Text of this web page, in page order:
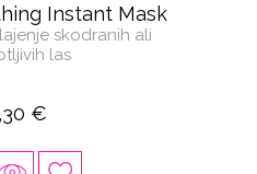
Instant Mask
skodranih ali
las
€